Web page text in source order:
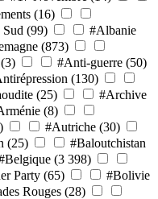
(16)
(99)
#Albanie
(873)
(3) #Anti-guerre (50)
(130)
(25)
#Archive
(8)
#Autriche (30)
(25)
#Baloutchistan
(3 398)
Party (65)
#Bolivie
Rouges (28)